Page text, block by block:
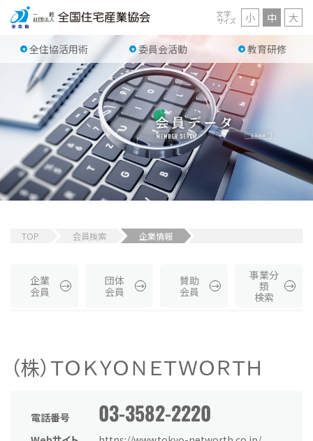
全住協活用術 委員会活動 教育研修
文字
サイズ 小 中 大
TOP 会員検索 企業情報
企業
会員
団体
会員
賛助
会員
事業分
類
検索
（株）ＴＯＫＹＯＮＥＴＷＯＲＴＨ
電話番号 03-3582-2220